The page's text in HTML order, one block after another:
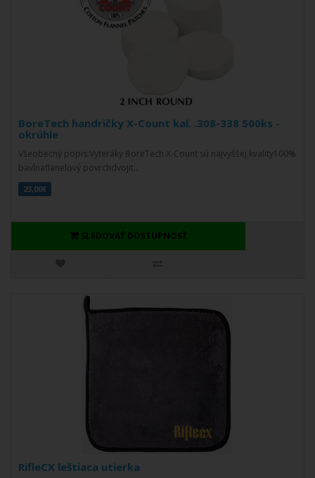
BoreTech handričky X-Count kal. .308-338 500ks -
okrúhle
Všeobecný popis:Vyteráky BoreTech X-Count sú najvyššej kvality100%
bavlnaflanelový povrchdvojit..
23,00€
SLEDOVAŤ DOSTUPNOSŤ
RifleCX leštiaca utierka